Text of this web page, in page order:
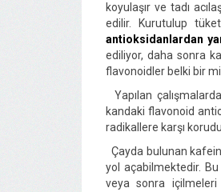
koyulaşır ve tadı
edilir. Kurutulup
antioksidanlardan
ediliyor, daha sonra
flavonoidler belki bir
Yapılan
kandaki flavonoid
radikallere karşı
Çayda bulunan
yol açabilmektedir.
veya sonra